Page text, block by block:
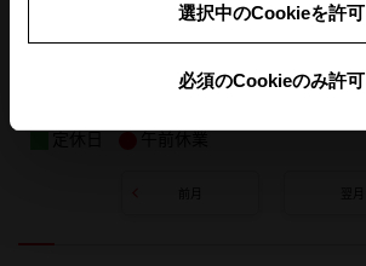
選択中のCookieを許可
必須のCookieのみ許可
定休日 午前休業